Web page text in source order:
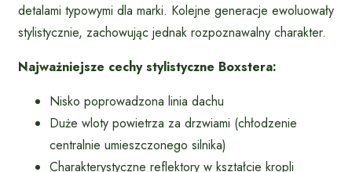
detalami typowymi dla marki. Kolejne generacje ewoluowały
stylistycznie, zachowując jednak rozpoznawalny charakter.
Najważniejsze cechy stylistyczne Boxstera:
Nisko poprowadzona linia dachu
Duże wloty powietrza za drzwiami (chłodzenie
centralnie umieszczonego silnika)
Charakterystyczne reflektory w kształcie kropli